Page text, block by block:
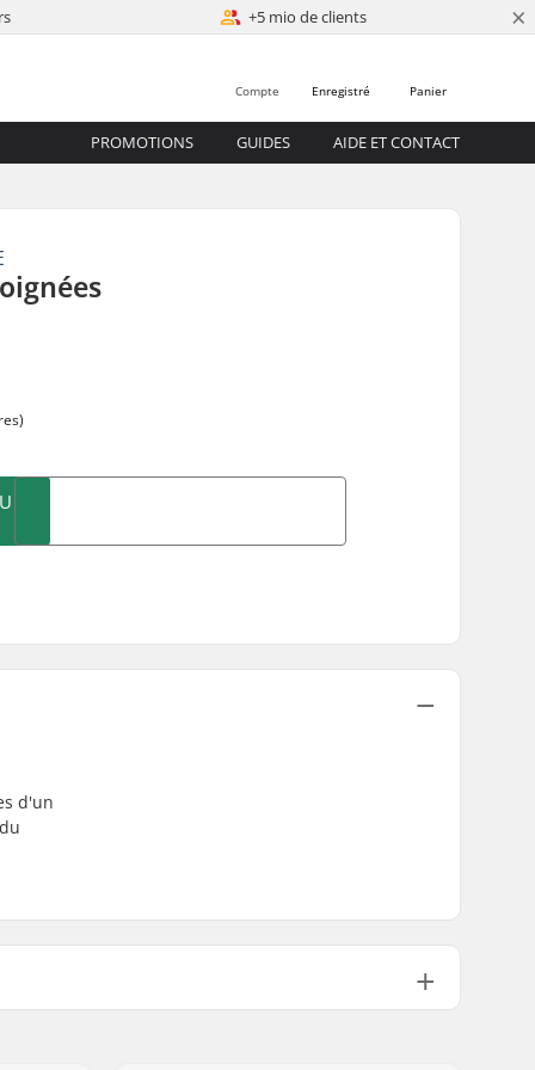
+5 mio de clients ×
Panier
Enregistré
Compte
PROMOTIONS GUIDES AIDE ET CONTACT
d'un